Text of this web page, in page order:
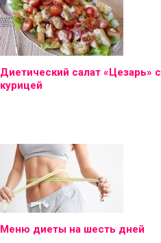
Диетический салат «Цезарь» с
курицей
Меню диеты на шесть дней